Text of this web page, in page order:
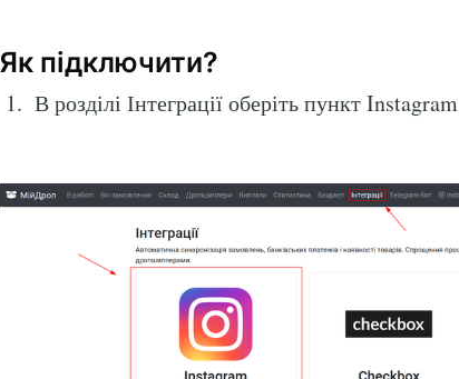
Як підключити?
В розділі Інтеграції оберіть пункт Instagram